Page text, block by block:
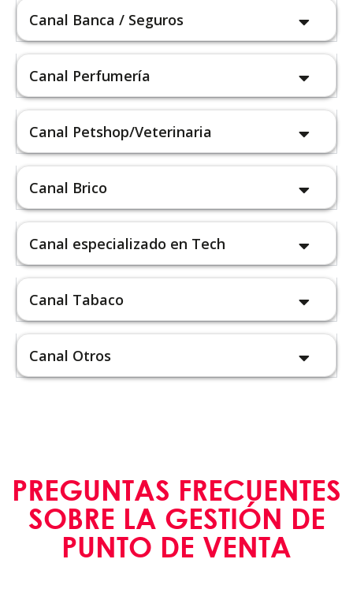
Canal Banca / Seguros
Canal Perfumería
Canal Petshop/Veterinaria
Canal Brico
Canal especializado en Tech
Canal Tabaco
Canal Otros
PREGUNTAS FRECUENTES
SOBRE LA GESTIÓN DE
PUNTO DE VENTA